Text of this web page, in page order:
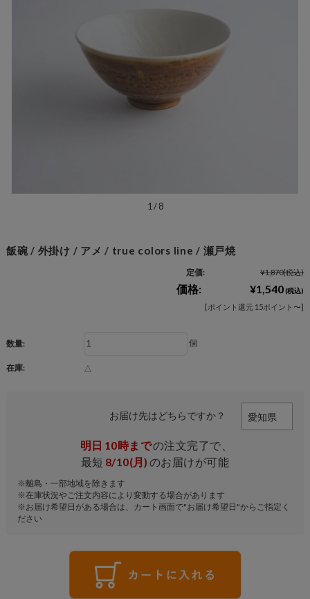
1 /8
飯碗 / 外掛け / アメ / true colors line / 瀬戸焼
定価: ¥1,870(税込)
価格: ¥1,540(税込)
[ポイント還元 15ポイント〜]
数量: 個
在庫: △
お届け先はどちらですか？
明日 10時までの注文完了で、
最短 8/10(月) のお届けが可能
※離島・一部地域を除きます
※在庫状況やご注文内容により変動する場合があります
※お届け希望日がある場合は、カート画面で"お届け希望日"からご指定く
ださい